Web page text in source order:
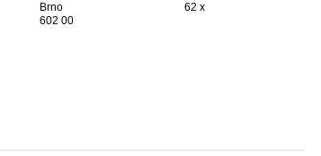
Brno
602 00
62 x